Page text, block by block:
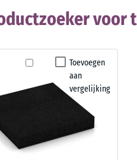
voor
Toevoegen
aan
vergelijking